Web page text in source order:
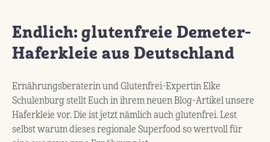
Endlich: glutenfreie Demeter-
Haferkleie aus Deutschland
Ernährungsberaterin und Glutenfrei-Expertin Elke
Schulenburg stellt Euch in ihrem neuen Blog-Artikel unsere
Haferkleie vor. Die ist jetzt nämlich auch glutenfrei. Lest
selbst warum dieses regionale Superfood so wertvoll für